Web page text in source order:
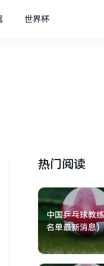
世界杯
热门阅读
中国乒乓球教
名单最新消息)